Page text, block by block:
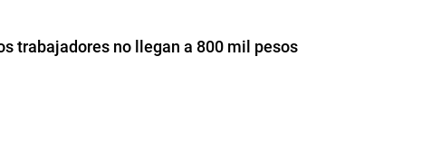
trabajadores no llegan a 800 mil pesos